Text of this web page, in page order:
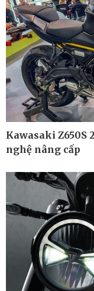
Ô tô
Tư vấn
Kawasaki Z650S
nghệ nâng cấp